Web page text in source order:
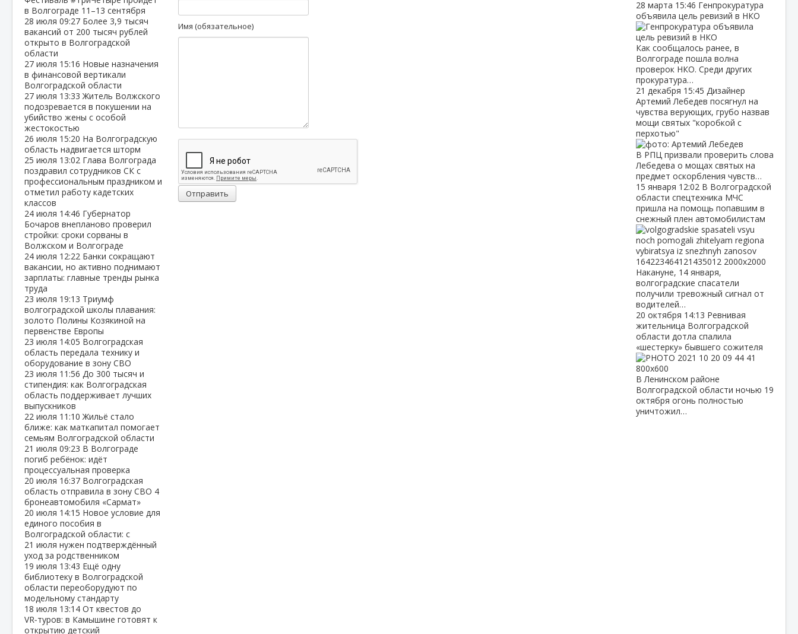
в Волгограде 11–13 сентября
28 июля 09:27 Более 3,9 тысяч
вакансий от 200 тысяч рублей
открыто в Волгоградской
области
27 июля 15:16 Новые назначения
в финансовой вертикали
Волгоградской области
27 июля 13:33Житель Волжского
подозревается в покушении на
убийство жены с особой
жестокостью
26 июля 15:20 На Волгоградскую
область надвигается шторм
25 июля 13:02 Глава Волгограда
поздравил сотрудников СК с
профессиональным праздником и
отметил работу кадетских
классов
24 июля 14:46 Губернатор
Бочаров внепланово проверил
стройки: сроки сорваны в
Волжском и Волгограде
24 июля 12:22 Банки сокращают
вакансии, но активно поднимают
зарплаты: главные тренды рынка
труда
23 июля 19:13 Триумф
волгоградской школы плавания:
золото Полины Козякиной на
первенстве Европы
23 июля 14:05 Волгоградская
область передала технику и
оборудование в зону СВО
23 июля 11:56 До 300 тысяч и
стипендия: как Волгоградская
область поддерживает лучших
выпускников
22 июля 11:10Жильё стало
ближе: как маткапитал помогает
семьям Волгоградской области
21 июля 09:23 В Волгограде
погиб ребёнок: идёт
процессуальная проверка
20 июля 16:37 Волгоградская
область отправила в зону СВО 4
бронеавтомобиля «Сармат»
20 июля 14:15 Новое условие для
единого пособия в
Волгоградской области: с
21 июля нужен подтверждённый
уход за родственником
19 июля 13:43 Ещё одну
библиотеку в Волгоградской
области переоборудуют по
модельному стандарту
18 июля 13:14 От квестов до
VR‑туров: в Камышине готовят к
открытию детский
Имя (обязательное)
Отправить
28 марта 15:46 Генпрокуратура
объявила цель ревизий в НКО
Как сообщалось ранее, в
Волгограде пошла волна
проверок НКО. Среди других
прокуратура…
21 декабря 15:45 Дизайнер
Артемий Лебедев посягнул на
чувства верующих, грубо назвав
мощи святых "коробкой с
перхотью"
В РПЦ призвали проверить слова
Лебедева о мощах святых на
предмет оскорбления чувств…
15 января 12:02 В Волгоградской
области спецтехника МЧС
пришла на помощь попавшим в
снежный плен автомобилистам
Накануне, 14 января,
волгоградские спасатели
получили тревожный сигнал от
водителей…
20 октября 14:13 Ревнивая
жительница Волгоградской
области дотла спалила
«шестерку» бывшего сожителя
В Ленинском районе
Волгоградской области ночью 19
октября огонь полностью
уничтожил…